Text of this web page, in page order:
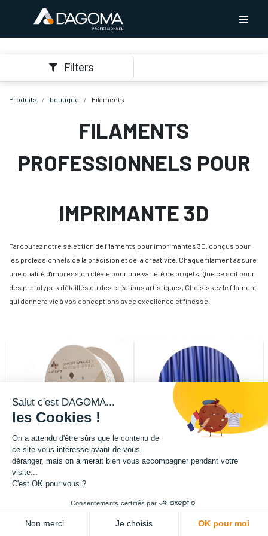
Filters
Produits boutique Filaments
FILAMENTS
PROFESSIONNELS POUR
IMPRIMANTE 3D
Parcourez notre sélection de filaments pour imprimantes 3D, conçus pour
les professionnels de la précision et de la créativité. Chaque filament assure
une qualité d'impression idéale pour une variété de projets. Que ce soit pour
des prototypes détaillés ou des créations artistiques, Choisissez le filament
qui donnera vie à vos conceptions avec excellence et finesse.
Filament Nanovia PETG GF UV
TTC)
A la demande
Bleu RAL5002
65,00 HT ( 65,00 €
A la demande
Salut c'est DAGOMA...
les Cookies !
On a attendu d'être sûrs que le contenu de
ce site vous intéresse avant de vous
déranger, mais on aimerait bien vous accompagner pendant votre
visite...
C'est OK pour vous ?
Consentements certifiés par
Non merci Je choisis OK pour moi